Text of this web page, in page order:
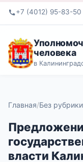
+7 (4012) 95-83-50
человека
в
Главная Без рубрики
власти